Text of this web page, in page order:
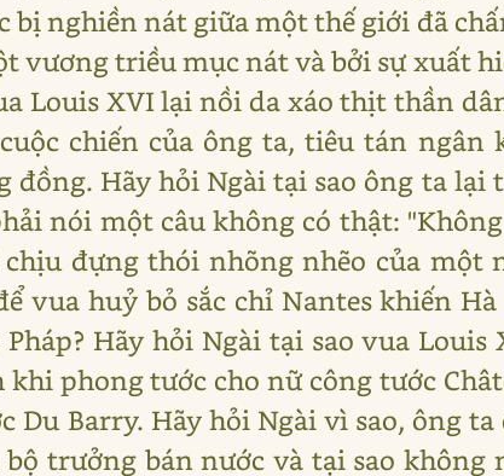
bị nghiền nát giữa một thế giới đã
vương triều mục nát và bởi sự xuất
Louis XVI lại nồi da xáo thịt thần
chiến của ông ta, tiêu tán
đồng. Hãy hỏi Ngài tại sao ông ta
nói một câu không có thật:
đựng thói nhõng nhẽo của một
vua huỷ bỏ sắc chỉ Nantes khiến
Hãy hỏi Ngài tại sao vua
khi phong tước cho nữ công tước
Du Barry. Hãy hỏi Ngài vì sao, ông
trưởng bán nước và tại sao